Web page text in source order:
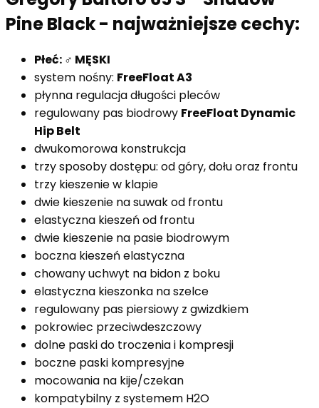
Pine Black - najważniejsze cechy:
Płeć: ♂ MĘSKI
system nośny: FreeFloat A3
płynna regulacja długości pleców
regulowany pas biodrowy FreeFloat Dynamic
Hip Belt
dwukomorowa konstrukcja
trzy sposoby dostępu: od góry, dołu oraz frontu
trzy kieszenie w klapie
dwie kieszenie na suwak od frontu
elastyczna kieszeń od frontu
dwie kieszenie na pasie biodrowym
boczna kieszeń elastyczna
chowany uchwyt na bidon z boku
elastyczna kieszonka na szelce
regulowany pas piersiowy z gwizdkiem
pokrowiec przeciwdeszczowy
dolne paski do troczenia i kompresji
boczne paski kompresyjne
mocowania na kije/czekan
kompatybilny z systemem H2O